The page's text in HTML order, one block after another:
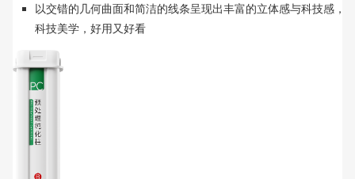
以交错的几何曲面和简洁的线条呈现出丰富的立体感与科技感，
科技美学，好用又好看